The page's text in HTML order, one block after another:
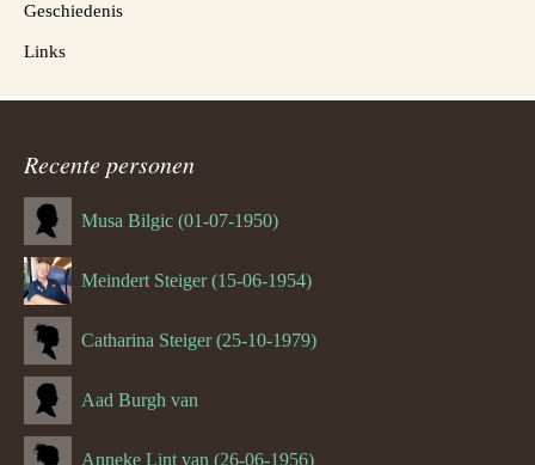
Geschiedenis
Links
Recente personen
Musa Bilgic (01-07-1950)
Meindert Steiger (15-06-1954)
Catharina Steiger (25-10-1979)
Aad Burgh van
Anneke Lint van (26-06-1956)